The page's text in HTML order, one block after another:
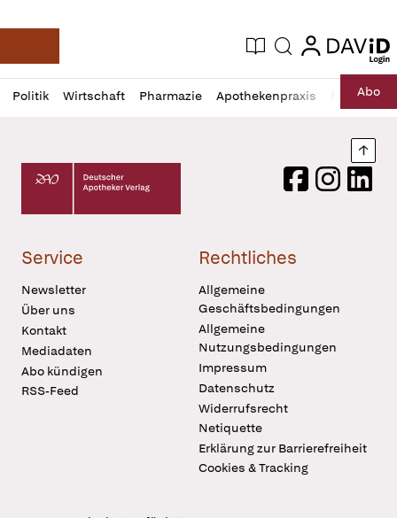
Deutsche Apotheker Zeitung
Aktuelle Ausgabe
Suche login
login
Politik Wirtschaft Pharmazie Apothekenpraxis RechtAbo
Profil
öffnen
Daz
Pur
Deutscher Apotheker Verlag Logo
FacebookInstagram
Service
Newsletter
Über uns
Kontakt
Mediadaten
Abo kündigen
RSS-Feed
Rechtliches
Allgemeine
Geschäftsbedingungen
Allgemeine
Nutzungsbedingungen
Impressum
Datenschutz
Widerrufsrecht
Netiquette
Erklärung zur Barrierefreiheit
Cookies & Tracking